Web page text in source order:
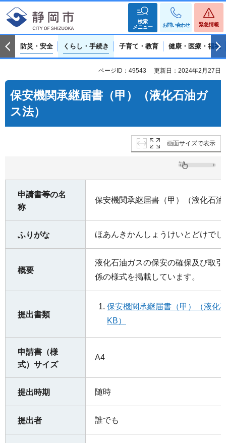
検索
メニュー
お問い合わせ 緊急情報
防災・安全 くらし・手続き 子育て・教育 健康・医療・福祉
ページID：49543 更新日：2024年2月27日
保安機関承継届書（甲）（液化石油ガ
ス法）
画面サイズで表示
申請書等の名
称
保安機関承継届書（甲）（液化石油
ふりがな ほあんきかんしょうけいとどけでし
概要
液化石油ガスの保安の確保及び取
係の様式を掲載しています。
提出書類
保安機関承継届書（甲）（液化
KB）
申請書（様
式）サイズ
A4
提出時期 随時
提出者 誰でも